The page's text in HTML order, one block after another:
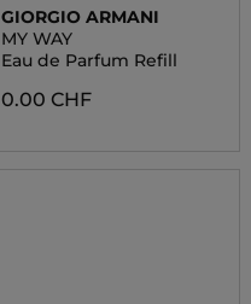
GIORGIO ARMANI
MY WAY
Eau de Parfum Refill
0.00 CHF